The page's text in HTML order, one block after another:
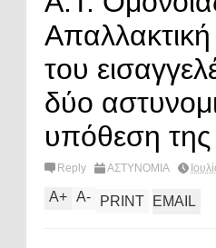
του
δύο
υπόθεση
Reply ΑΣΤΥΝΟΜΙΑ
A+ A- PRINT EMAIL